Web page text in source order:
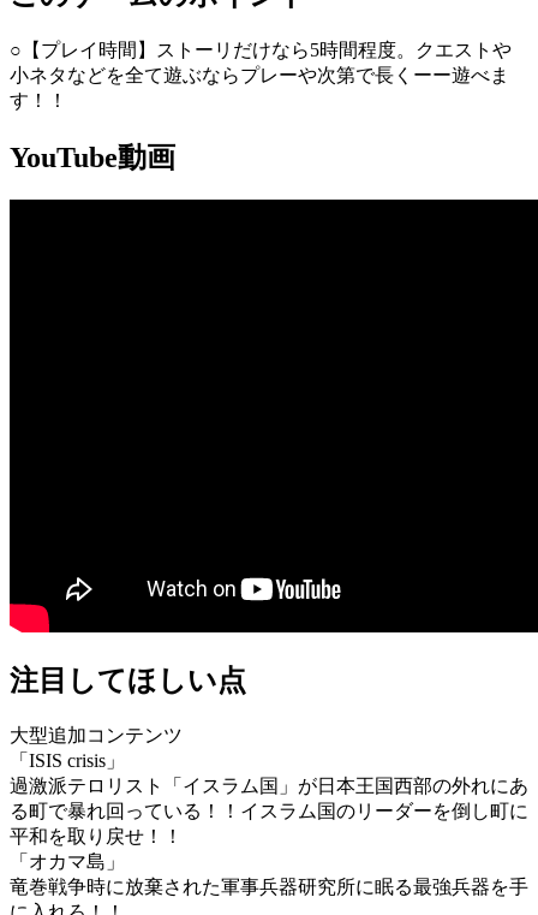
○【プレイ時間】ストーリだけなら5時間程度。クエストや
小ネタなどを全て遊ぶならプレーや次第で長くーー遊べま
す！！
YouTube動画
注目してほしい点
大型追加コンテンツ
「ISIS crisis」
過激派テロリスト「イスラム国」が日本王国西部の外れにあ
る町で暴れ回っている！！イスラム国のリーダーを倒し町に
平和を取り戻せ！！
「オカマ島」
竜巻戦争時に放棄された軍事兵器研究所に眠る最強兵器を手